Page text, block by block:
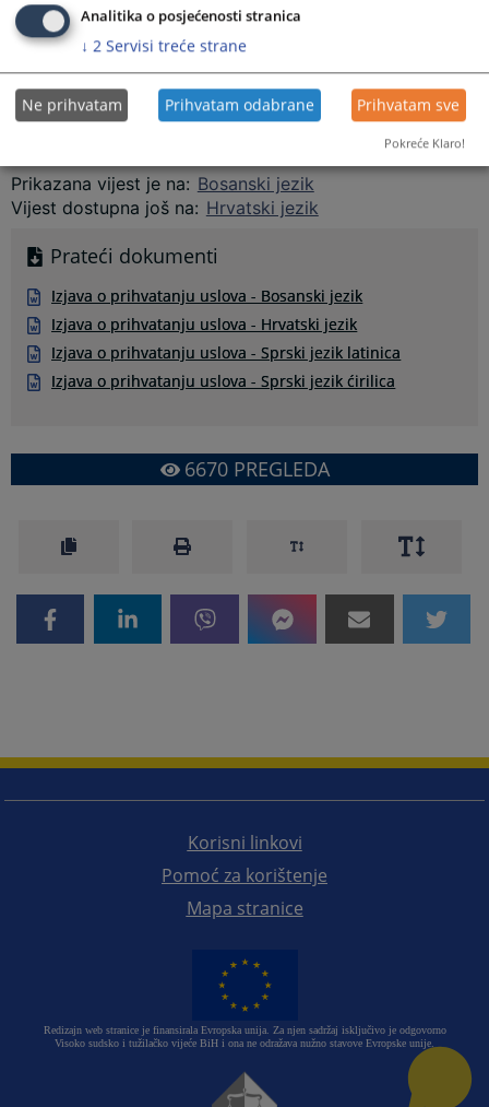
Kandidatima će biti dostupne sve rang liste za pozicije na koje
su bili prijavljeni.
Modul i video materijal su pripremljeni uz finansijsku podršku
Evropske unije
Prikazana vijest je na: Bosanski jezik
Vijest dostupna još na: Hrvatski jezik
Prateći dokumenti
Izjava o prihvatanju uslova - Bosanski jezik
Izjava o prihvatanju uslova - Hrvatski jezik
Izjava o prihvatanju uslova - Sprski jezik latinica
Izjava o prihvatanju uslova - Sprski jezik ćirilica
6670PREGLEDA
Korisni linkovi
Pomoć za korištenje
Mapa stranice
Redizajn web stranice je finansirala Evropska unija. Za njen sadržaj isključivo je odgovorno
Visoko sudsko i tužilačko vijeće BiH i ona ne odražava nužno stavove Evropske unije.
Analitika o posjećenosti stranica
↓ 2 Servisi treće strane
Ne prihvatam Prihvatam odabrane Prihvatam sve
Pokreće Klaro!